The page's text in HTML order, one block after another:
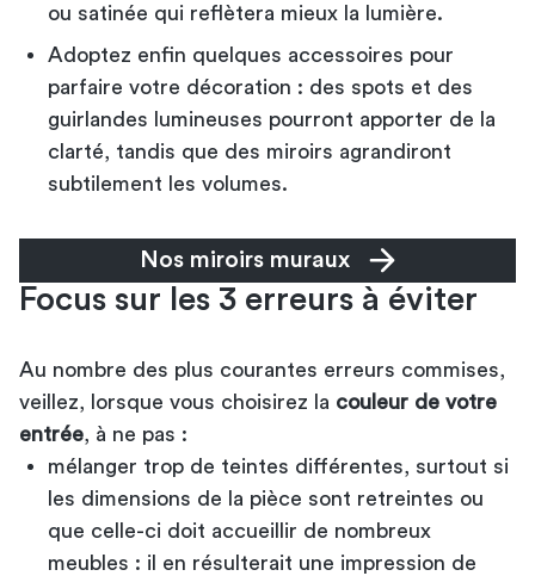
ou satinée qui reflètera mieux la lumière.
Adoptez enfin quelques accessoires pour
parfaire votre décoration : des spots et des
guirlandes lumineuses pourront apporter de la
clarté, tandis que des miroirs agrandiront
subtilement les volumes.
Nos miroirs muraux
Focus sur les 3 erreurs à éviter
Au nombre des plus courantes erreurs commises,
veillez, lorsque vous choisirez la couleur de votre
entrée , à ne pas :
mélanger trop de teintes différentes, surtout si
les dimensions de la pièce sont retreintes ou
que celle-ci doit accueillir de nombreux
meubles : il en résulterait une impression de